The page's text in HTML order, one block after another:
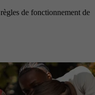
règles de fonctionnement de